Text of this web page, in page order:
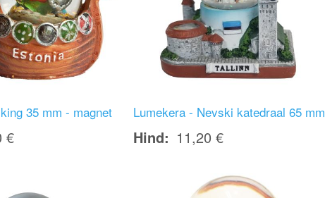
35 mm - magnet
€
Lumekera - Nevski katedraal 65 mm
Hind 11,20 €